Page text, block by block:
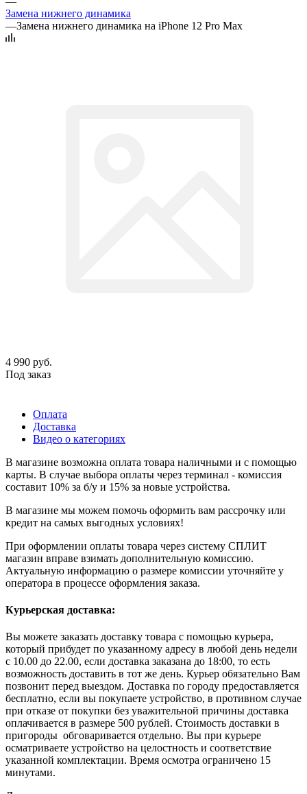
Замена нижнего динамика
—Замена нижнего динамика на iPhone 12 Pro Max
4 990 руб.
Под заказ
Оплата
Доставка
Видео о категориях
В магазине возможна оплата товара наличными и с помощью
карты. В случае выбора оплаты через терминал - комиссия
составит 10% за б/у и 15% за новые устройства.
В магазине мы можем помочь оформить вам рассрочку или
кредит на самых выгодных условиях!
При оформлении оплаты товара через систему СПЛИТ
магазин вправе взимать дополнительную комиссию.
Актуальную информацию о размере комиссии уточняйте у
оператора в процессе оформления заказа.
Курьерская доставка:
Вы можете заказать доставку товара с помощью курьера,
который прибудет по указанному адресу в любой день недели
с 10.00 до 22.00, если доставка заказана до 18:00, то есть
возможность доставить в тот же день. Курьер обязательно Вам
позвонит перед выездом. Доставка по городу предоставляется
бесплатно, если вы покупаете устройство, в противном случае
при отказе от покупки без уважительной причины доставка
оплачивается в размере 500 рублей. Стоимость доставки в
пригороды обговаривается отдельно. Вы при курьере
осматриваете устройство на целостность и соответствие
указанной комплектации. Время осмотра ограничено 15
минутами.